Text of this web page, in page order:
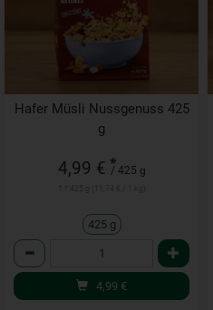
Hafer Müsli Nussgenuss 425
g
4,99 € *
/ 425 g
425 g
Anzahl
4,99 €